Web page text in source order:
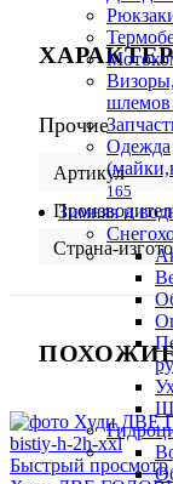
шлемов
Одежда
165
Зимняя и
Прочие
Артикул
Страна-
Быстрый просмотр